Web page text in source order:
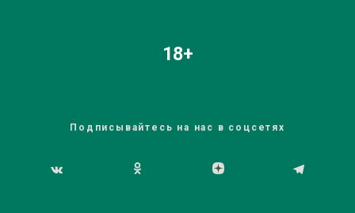
18+
Подписывайтесь на нас в соцсетях